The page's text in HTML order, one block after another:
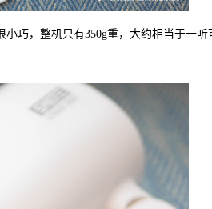
巧，整机只有350g重，大约相当于一听